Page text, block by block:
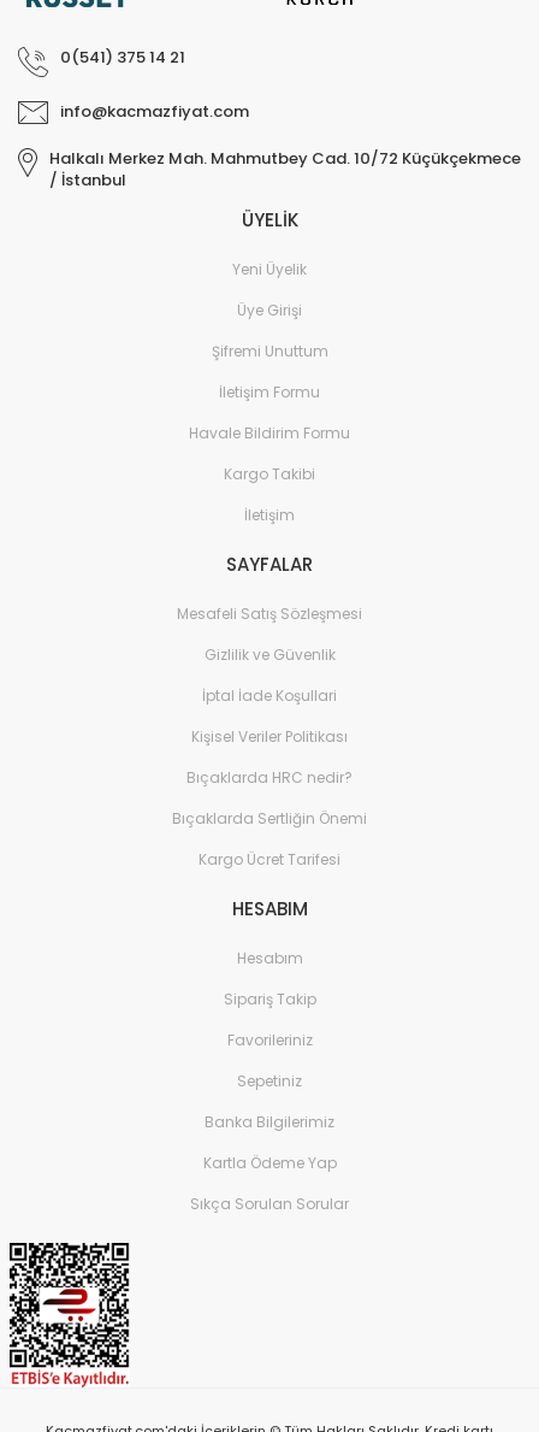
0(541) 375 14 21
info@kacmazfiyat.com
Halkalı Merkez Mah. Mahmutbey Cad. 10/72 Küçükçekmece
/ İstanbul
ÜYELİK
Yeni Üyelik
Üye Girişi
Şifremi Unuttum
İletişim Formu
Havale Bildirim Formu
Kargo Takibi
İletişim
SAYFALAR
Mesafeli Satış Sözleşmesi
Gizlilik ve Güvenlik
İptal İade Koşullari
Kişisel Veriler Politikası
Bıçaklarda HRC nedir?
Bıçaklarda Sertliğin Önemi
Kargo Ücret Tarifesi
HESABIM
Hesabım
Sipariş Takip
Favorileriniz
Sepetiniz
Banka Bilgilerimiz
Kartla Ödeme Yap
Sıkça Sorulan Sorular